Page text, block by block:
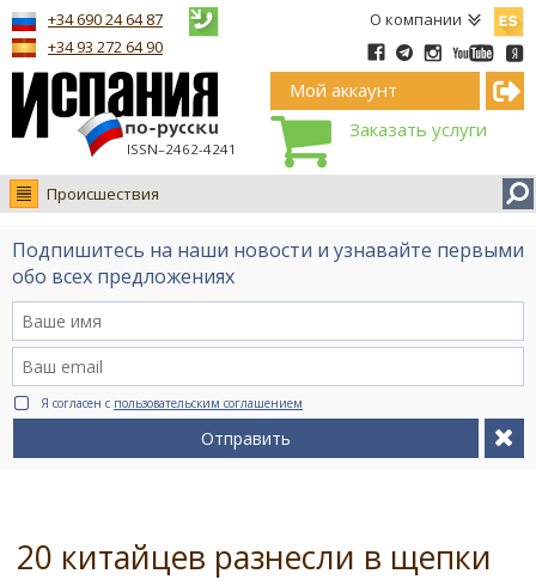
О компании
ISSN–2462-4241
+34 690 24 64 87
+34 93 272 64 90
Мой аккаунт
Заказать услуги
Происшествия
Новости
Интервью
Видео Ruso.TV
BCN life
Сервис на немецком
Подпишитесь на наши новости и узнавайте первыми
обо всех предложениях
Я согласен с пользовательским соглашением
Отправить
20 китайцев разнесли в щепки